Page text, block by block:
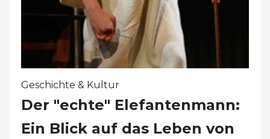
Geschichte & Kultur
Der "echte" Elefantenmann:
Ein Blick auf das Leben von